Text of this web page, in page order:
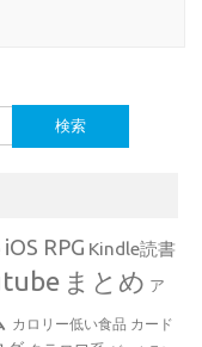
iOS RPG Kindle読書
まとめ ア
カロリー低い食品 カード